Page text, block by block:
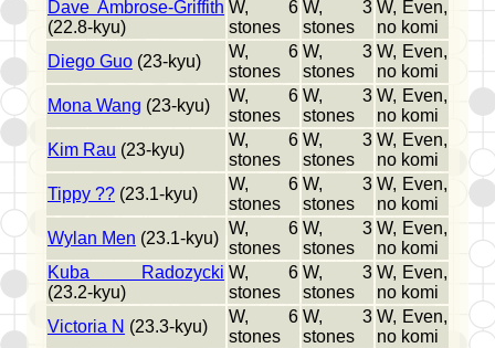
Dave Ambrose-Griffith
(22.8-kyu)
W, 6
stones
W, 3
stones
W, Even,
no komi
Diego Guo (23-kyu)
W, 6
stones
W, 3
stones
W, Even,
no komi
Mona Wang (23-kyu)
W, 6
stones
W, 3
stones
W, Even,
no komi
Kim Rau (23-kyu)
W, 6
stones
W, 3
stones
W, Even,
no komi
Tippy ?? (23.1-kyu)
W, 6
stones
W, 3
stones
W, Even,
no komi
Wylan Men (23.1-kyu)
W, 6
stones
W, 3
stones
W, Even,
no komi
Kuba Radozycki
(23.2-kyu)
W, 6
stones
W, 3
stones
W, Even,
no komi
Victoria N (23.3-kyu)
W, 6
stones
W, 3
stones
W, Even,
no komi